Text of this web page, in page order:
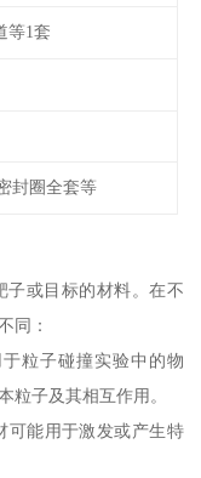
等1套
封圈全套等
子或目标的材料。在不
同：
粒子碰撞实验中的物
粒子及其相互作用。
能用于激发或产生特